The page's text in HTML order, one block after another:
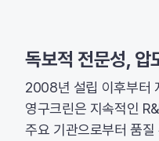
독보적 전문성, 압
2008년 설립 이후부터
영구크린은 지속적인
주요 기관으로부터 품